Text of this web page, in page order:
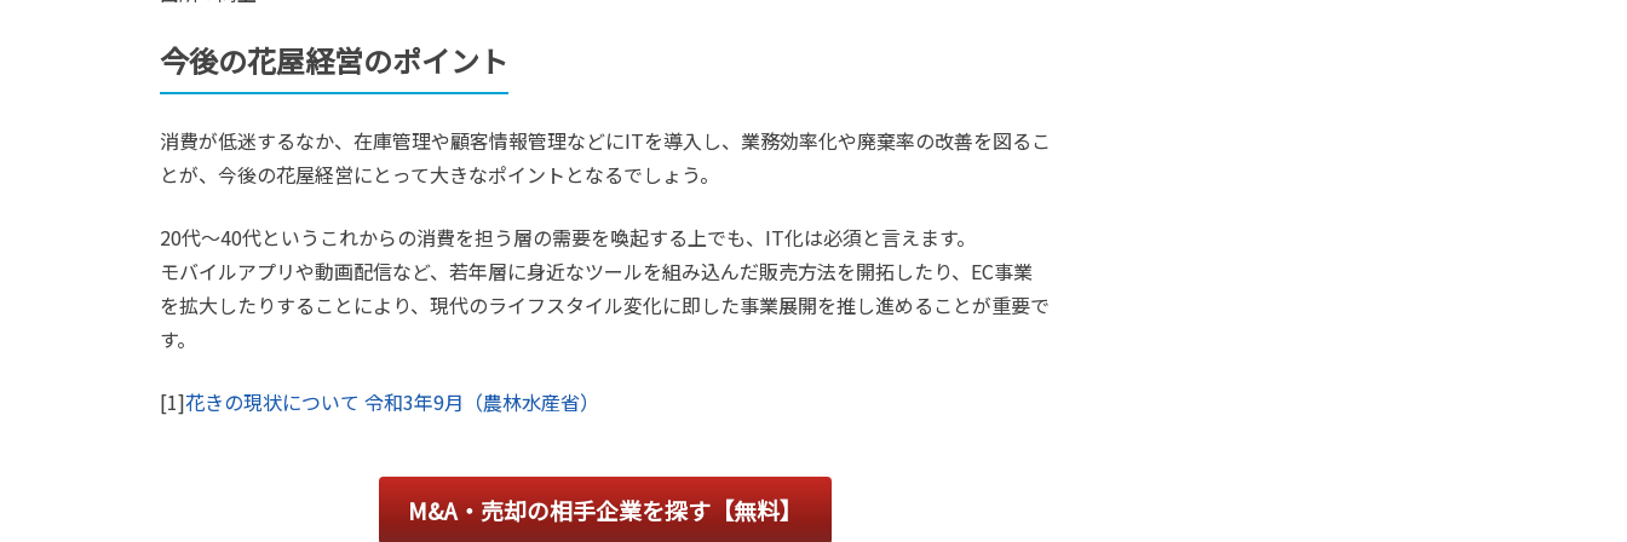
今後の花屋経営のポイント
消費が低迷するなか、在庫管理や顧客情報管理などにITを導入し、業務効率化や廃棄率の改善を図るこ
とが、今後の花屋経営にとって大きなポイントとなるでしょう。
20代～40代というこれからの消費を担う層の需要を喚起する上でも、IT化は必須と言えます。
モバイルアプリや動画配信など、若年層に身近なツールを組み込んだ販売方法を開拓したり、EC事業
を拡大したりすることにより、現代のライフスタイル変化に即した事業展開を推し進めることが重要で
す。
[1]花きの現状について 令和3年9月（農林水産省）
M&A・売却の相手企業を探す【無料】